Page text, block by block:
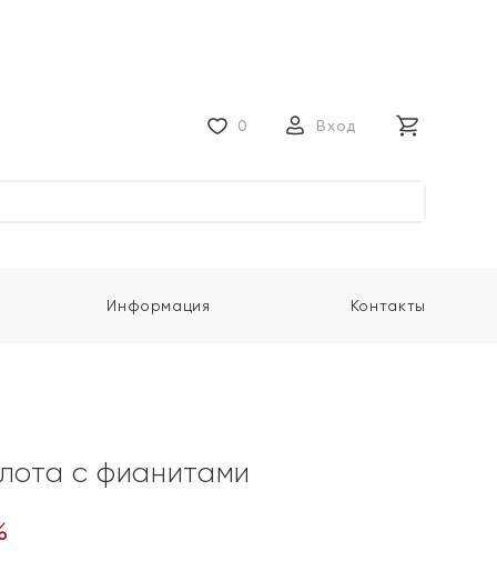
0 Вход
Информация Контакты
с фианитами